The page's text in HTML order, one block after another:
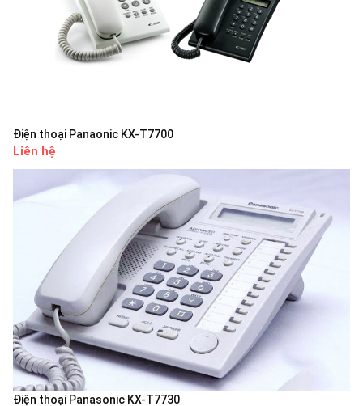
Điện thoại Panaonic KX-T7700
Liên hệ
Điện thoại Panasonic KX-T7730